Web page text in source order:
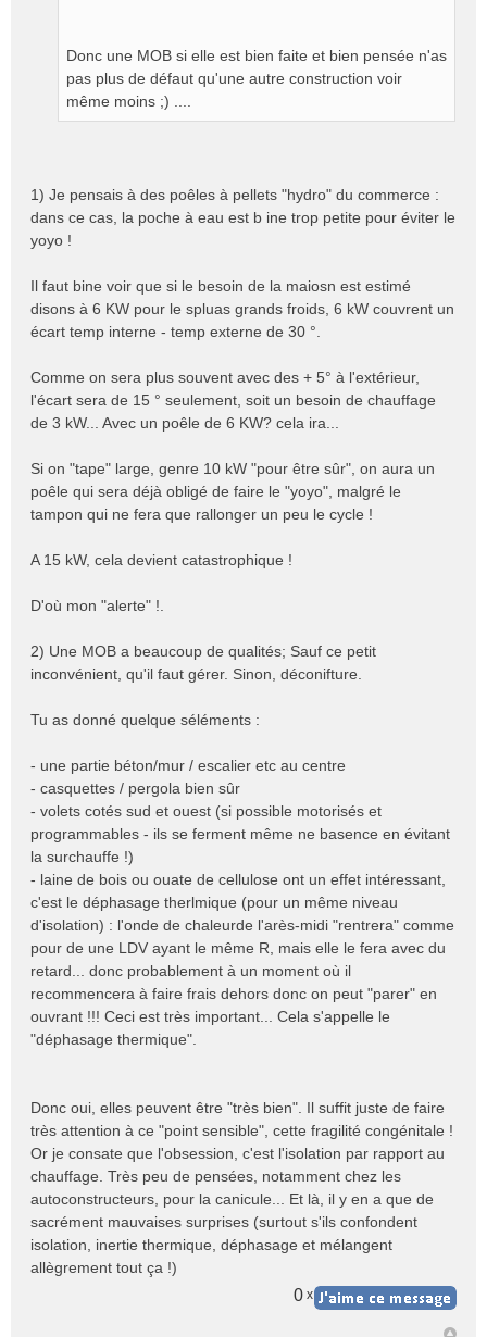
Donc une MOB si elle est bien faite et bien pensée n'as
pas plus de défaut qu'une autre construction voir
même moins ;) ....
1) Je pensais à des poêles à pellets "hydro" du commerce :
dans ce cas, la poche à eau est b ine trop petite pour éviter le
yoyo !
Il faut bine voir que si le besoin de la maiosn est estimé
disons à 6 KW pour le spluas grands froids, 6 kW couvrent un
écart temp interne - temp externe de 30 °.
Comme on sera plus souvent avec des + 5° à l'extérieur,
l'écart sera de 15 ° seulement, soit un besoin de chauffage
de 3 kW... Avec un poêle de 6 KW? cela ira...
Si on "tape" large, genre 10 kW "pour être sûr", on aura un
poêle qui sera déjà obligé de faire le "yoyo", malgré le
tampon qui ne fera que rallonger un peu le cycle !
A 15 kW, cela devient catastrophique !
D'où mon "alerte" !.
2) Une MOB a beaucoup de qualités; Sauf ce petit
inconvénient, qu'il faut gérer. Sinon, déconifture.
Tu as donné quelque séléments :
- une partie béton/mur / escalier etc au centre
- casquettes / pergola bien sûr
- volets cotés sud et ouest (si possible motorisés et
programmables - ils se ferment même ne basence en évitant
la surchauffe !)
- laine de bois ou ouate de cellulose ont un effet intéressant,
c'est le déphasage therlmique (pour un même niveau
d'isolation) : l'onde de chaleurde l'arès-midi "rentrera" comme
pour de une LDV ayant le même R, mais elle le fera avec du
retard... donc probablement à un moment où il
recommencera à faire frais dehors donc on peut "parer" en
ouvrant !!! Ceci est très important... Cela s'appelle le
"déphasage thermique".
Donc oui, elles peuvent être "très bien". Il suffit juste de faire
très attention à ce "point sensible", cette fragilité congénitale !
Or je consate que l'obsession, c'est l'isolation par rapport au
chauffage. Très peu de pensées, notamment chez les
autoconstructeurs, pour la canicule... Et là, il y en a que de
sacrément mauvaises surprises (surtout s'ils confondent
isolation, inertie thermique, déphasage et mélangent
allègrement tout ça !)
0 x